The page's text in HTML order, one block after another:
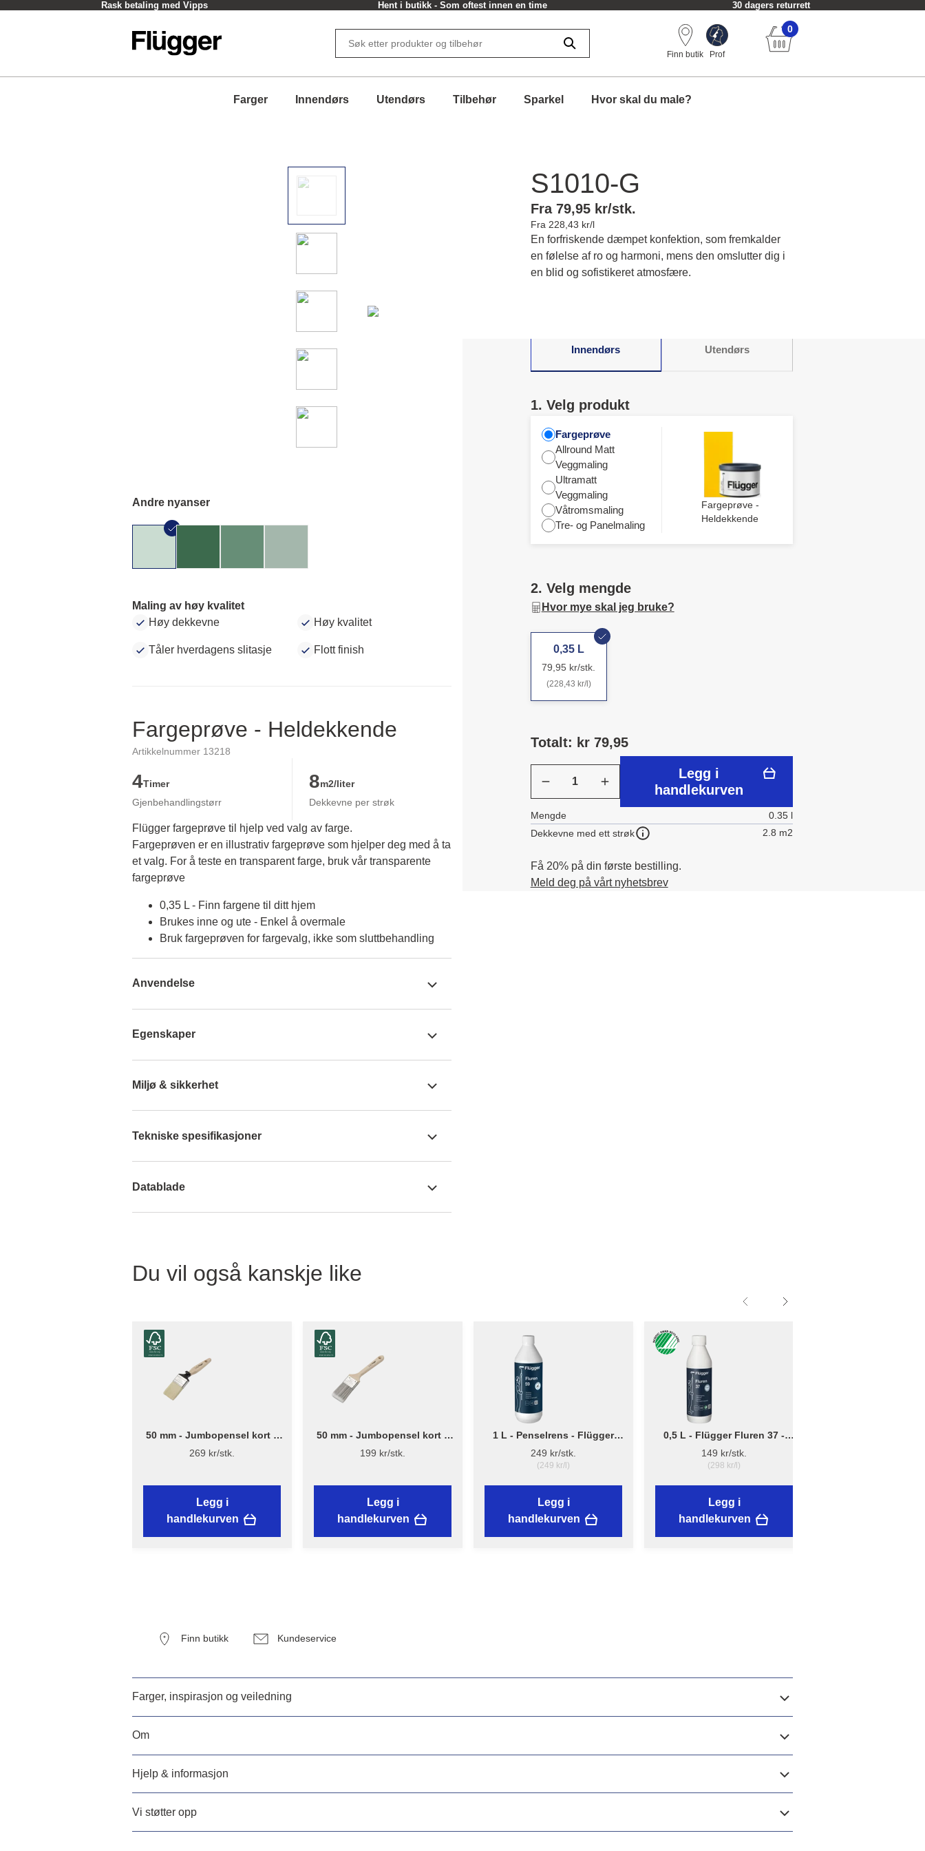
Rask betaling med Vipps Hent i butikk - Som oftest innen en time 30 dagers returrett
Finn butik Prof
0
Farger Innendørs Utendørs Tilbehør Sparkel Hvor skal du male?
Andre nyanser
Maling av høy kvalitet
Høy dekkevne
Høy kvalitet
Tåler hverdagens slitasje Flott finish
Fargeprøve - Heldekkende
Artikkelnummer 13218
4Timer
Gjenbehandlingstørr
8m2/liter
Dekkevne per strøk
Flügger fargeprøve til hjelp ved valg av farge.
Fargeprøven er en illustrativ fargeprøve som hjelper deg med å ta
et valg. For å teste en transparent farge, bruk vår transparente
fargeprøve
0,35 L - Finn fargene til ditt hjem
Brukes inne og ute - Enkel å overmale
Bruk fargeprøven for fargevalg, ikke som sluttbehandling
Anvendelse
Egenskaper
Miljø & sikkerhet
Tekniske spesifikasjoner
Datablade
S1010-G
Fra 79,95 kr/stk.
Fra 228,43 kr/l
En forfriskende dæmpet konfektion, som fremkalder
en følelse af ro og harmoni, mens den omslutter dig i
en blid og sofistikeret atmosfære.
Innendørs Utendørs
1. Velg produkt
Fargeprøve
Allround Matt
Veggmaling
Ultramatt
Veggmaling
Våtromsmaling
Tre- og Panelmaling
Fargeprøve -
Heldekkende
2. Velg mengde
Hvor mye skal jeg bruke?
0,35 L
79,95 kr/stk.
(228,43 kr/l)
Totalt: kr 79,95
Legg i
handlekurven
Mengde
0.35 l
Dekkevne med ett strøk
2.8 m2
Få 20% på din første bestilling.
Meld deg på vårt nyhetsbrev
Du vil også kanskje like
50 mm - Jumbopensel kort –
Flügger Excellence
269 kr/stk.
Legg i
handlekurven
50 mm - Jumbopensel kort –
Flügger Pro Series
199 kr/stk.
Legg i
handlekurven
1 L - Penselrens - Flügger
Fluren 59
249 kr/stk.
(249 kr/l)
Legg i
handlekurven
0,5 L - Flügger Fluren 37 -
Grunnrengjøring
149 kr/stk.
(298 kr/l)
Legg i
handlekurven
Finn butikk Kundeservice
Farger, inspirasjon og veiledning
Om
Hjelp & informasjon
Vi støtter opp